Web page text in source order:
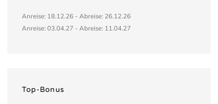
Anreise: 18.12.26 - Abreise: 26.12.26
Anreise: 03.04.27 - Abreise: 11.04.27
Top-Bonus